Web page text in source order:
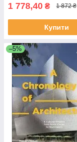
1 778,40 ₴ 1 872 ₴
Купити
–5%